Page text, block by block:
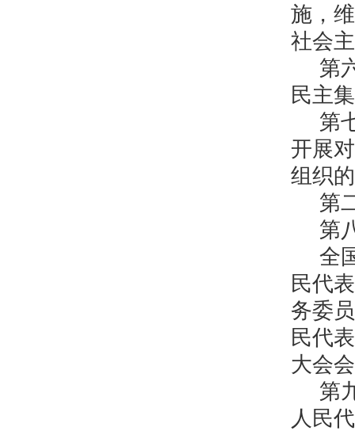
施，
社会
第
民主
第
开展
组织
第
第
全
民代
务委
民代
大会
第
人民